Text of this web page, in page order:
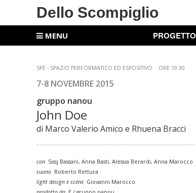
Dello Scompiglio
MENU PROGETTO
SPE - SPAZIO PERFORMATICO ED ESPOSITIVO ORE 19.30
7-8 NOVEMBRE 2015
gruppo nanou
John Doe
di Marco Valerio Amico e Rhuena Bracci
con Sissj Bassani, Anna Basti, Alessia Berardi, Anna Marocco
suono Roberto Rettura
light design e scene Giovanni Marocco